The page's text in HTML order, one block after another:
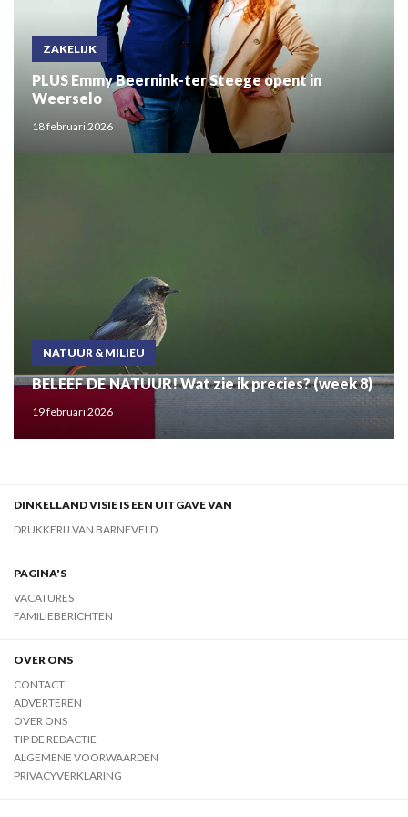
ZAKELIJK
PLUS Emmy Beernink-ter Steege opent in
Weerselo
18 februari 2026
NATUUR & MILIEU
BELEEF DE NATUUR! Wat zie ik precies? (week 8)
19 februari 2026
DINKELLAND VISIE IS EEN UITGAVE VAN
DRUKKERIJ VAN BARNEVELD
PAGINA'S
VACATURES
FAMILIEBERICHTEN
OVER ONS
CONTACT
ADVERTEREN
OVER ONS
TIP DE REDACTIE
ALGEMENE VOORWAARDEN
PRIVACYVERKLARING